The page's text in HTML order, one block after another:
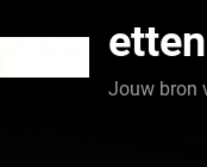
Jouw bron